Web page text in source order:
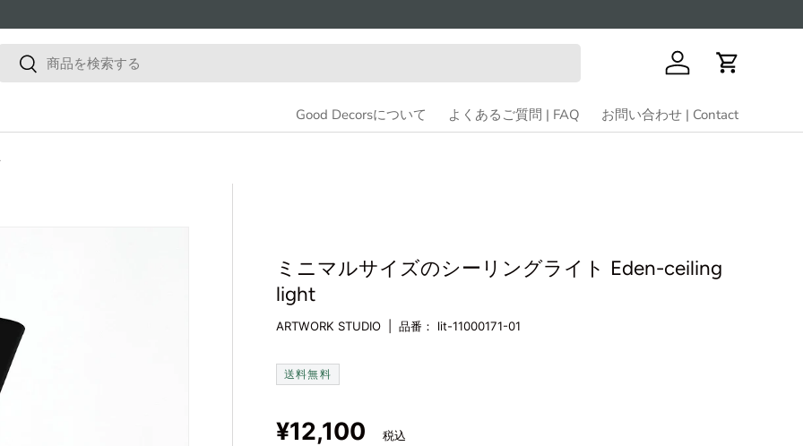
検索
ログインカート
Good Decorsについて よくあるご質問 | FAQ お問い合わせ | Contact
light
ミニマルサイズのシーリングライト Eden-ceiling
light
ARTWORK STUDIO 品番： lit-11000171-01
送料無料
定価
¥12,100